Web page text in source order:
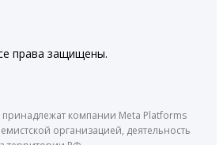
права защищены.
компании Meta Platforms
организацией, деятельность